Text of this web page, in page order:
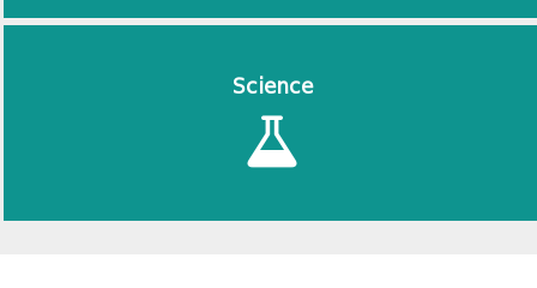
Science